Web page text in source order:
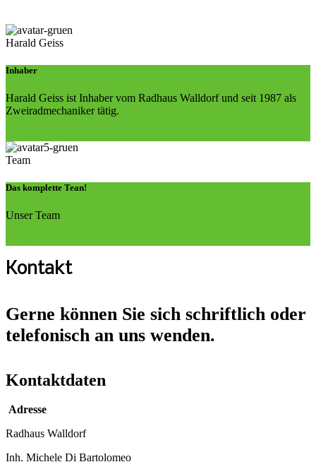
Harald Geiss
Inhaber
Harald Geiss ist Inhaber vom Radhaus Walldorf und seit 1987 als
Zweiradmechaniker tätig.
Team
Das komplette Tean!
Unser Team
Kontakt
Gerne können Sie sich schriftlich oder
telefonisch an uns wenden.
Kontaktdaten
Adresse
Radhaus Walldorf
Inh. Michele Di Bartolomeo